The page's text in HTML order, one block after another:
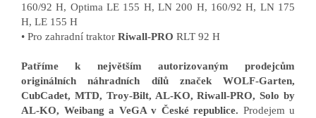
160/92 H, Optima LE 155 H, LN 200 H, 160/92 H, LN 175
H, LE 155 H
• Pro zahradní traktor Riwall-PRO RLT 92 H
Patříme k největším autorizovaným prodejcům
originálních náhradních dílů značek WOLF-Garten,
CubCadet, MTD, Troy-Bilt, AL-KO, Riwall-PRO, Solo by
AL-KO, Weibang a VeGA v České republice. Prodejem u